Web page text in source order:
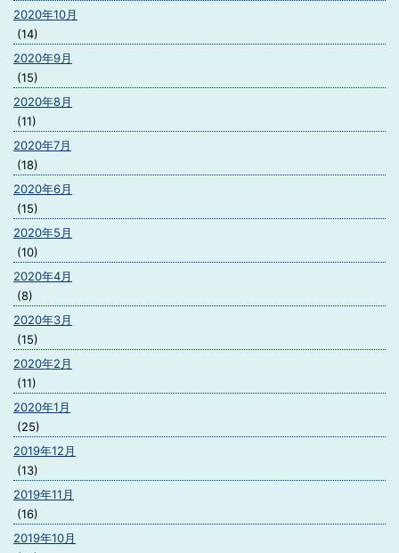
2020年10月
(14)
2020年9月
(15)
2020年8月
(11)
2020年7月
(18)
2020年6月
(15)
2020年5月
(10)
2020年4月
(8)
2020年3月
(15)
2020年2月
(11)
2020年1月
(25)
2019年12月
(13)
2019年11月
(16)
2019年10月